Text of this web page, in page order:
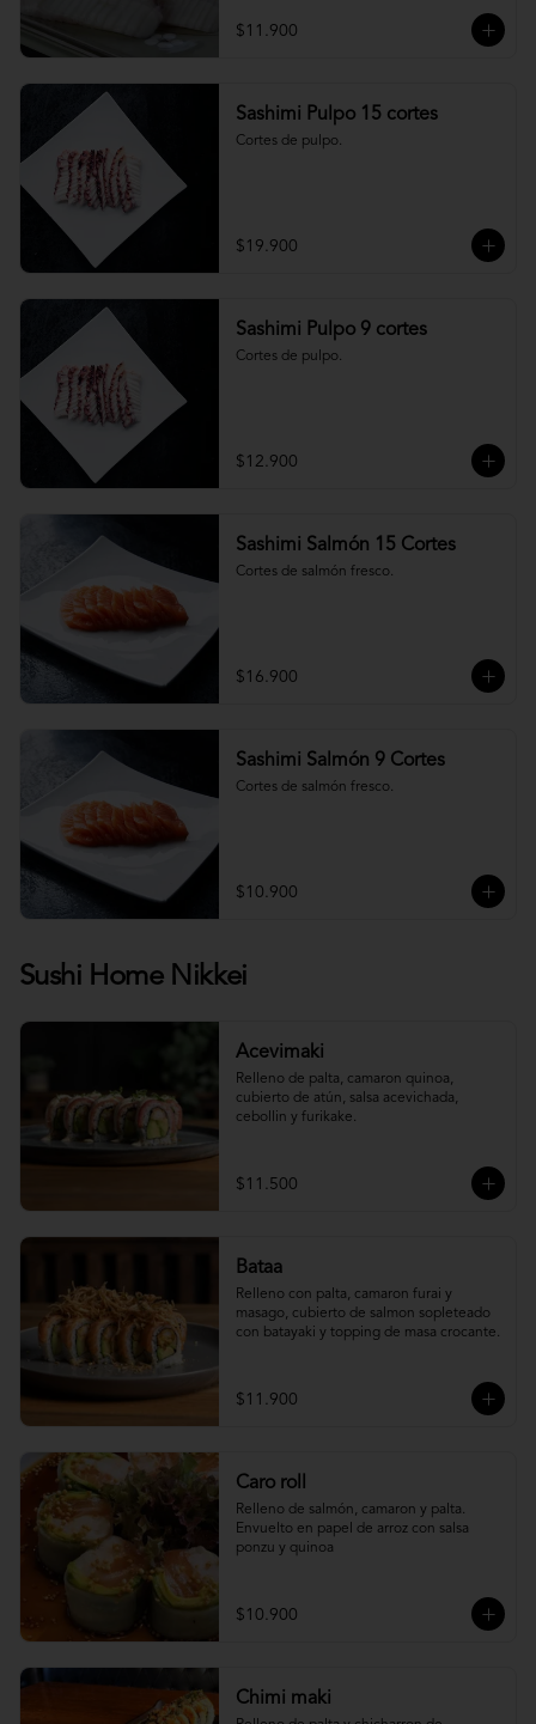
$11.900
Sashimi Pulpo 15 cortes
Cortes de pulpo.
$19.900
Sashimi Pulpo 9 cortes
Cortes de pulpo.
$12.900
Sashimi Salmón 15 Cortes
Cortes de salmón fresco.
$16.900
Sashimi Salmón 9 Cortes
Cortes de salmón fresco.
$10.900
Sushi Home Nikkei
Acevimaki
Relleno de palta, camaron quinoa,
cubierto de atún, salsa acevichada,
cebollin y furikake.
$11.500
Bataa
Relleno con palta, camaron furai y
masago, cubierto de salmon sopleteado
con batayaki y topping de masa crocante.
$11.900
Caro roll
Relleno de salmón, camaron y palta.
Envuelto en papel de arroz con salsa
ponzu y quinoa
$10.900
Chimi maki